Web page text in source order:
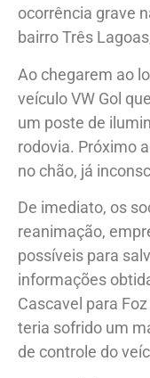
ocorrência grave
bairro Três
Ao chegarem ao
veículo VW Gol
um poste de
rodovia. Próximo
no chão, já
De imediato, os
reanimação,
possíveis para
informações
Cascavel para
teria sofrido um
de controle do